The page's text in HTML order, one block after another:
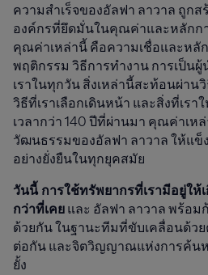
ความสำเร็จของอัลฟา ลาวาล ถูก
องค์กรที่ยึดมั่นในคุณค่าและหลักก
คุณค่าเหล่านี้ คือความเชื่อและห
พฤติกรรม วิธีการทำงาน การเป็น
เราในทุกวัน สิ่งเหล่านี้สะท้อนผ่าน
วิธีที่เราเลือกเดินหน้า และสิ่งที่เร
เวลากว่า 140 ปีที่ผ่านมา คุณค่าเห
วัฒนธรรมของอัลฟา ลาวาล ให้แข็
อย่างยั่งยืนในทุกยุคสมัย
วันนี้ การใช้ทรัพยากรที่เรามีอยู่ใ
กว่าที่เคยและ อัลฟา ลาวาล พร้อ
ด้วยกัน ในฐานะทีมที่ขับเคลื่อนด้ว
ต่อกัน และจิตวิญญาณแห่งการค้น
ยั้ง